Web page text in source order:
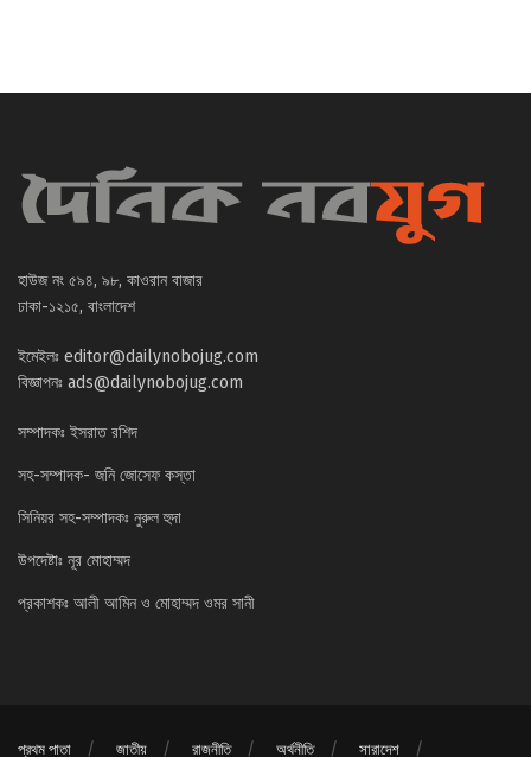
হাউজ নং ৫৯৪, ৯৮, কাওরান বাজার
ঢাকা-১২১৫, বাংলাদেশ
ইমেইলঃ editor@dailynobojug.com
বিজ্ঞাপনঃ ads@dailynobojug.com
সম্পাদকঃ ইসরাত রশিদ
সহ-সম্পাদক- জনি জোসেফ কস্তা
সিনিয়র সহ-সম্পাদকঃ নুরুল হুদা
উপদেষ্টাঃ নূর মোহাম্মদ
প্রকাশকঃ আলী আমিন ও মোহাম্মদ ওমর সানী
প্রথম পাতা জাতীয় রাজনীতি অর্থনীতি সারাদেশ